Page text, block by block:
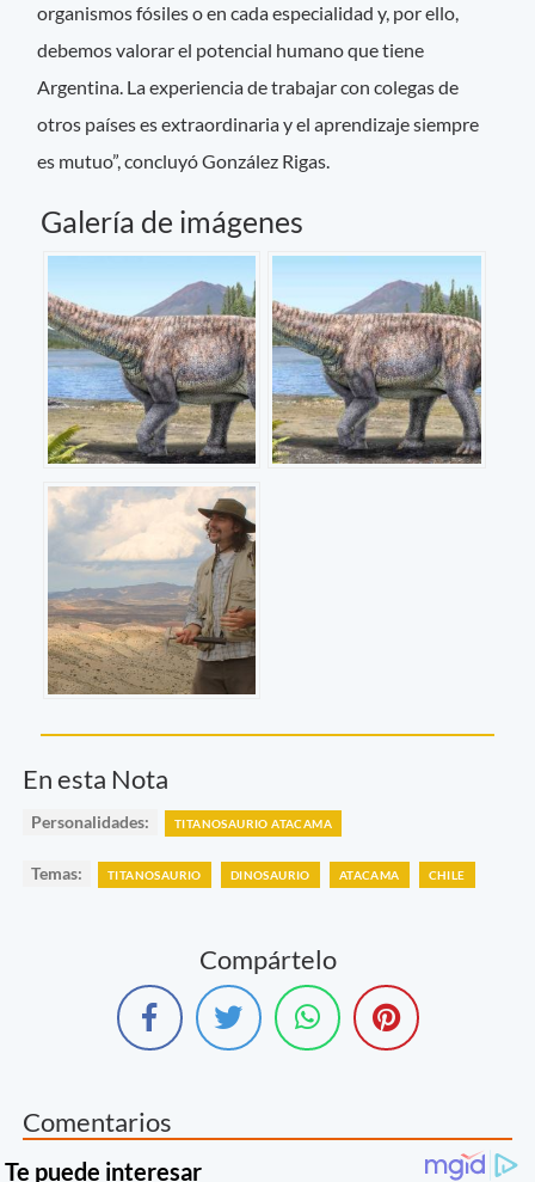
organismos fósiles o en cada especialidad y, por ello,
debemos valorar el potencial humano que tiene
Argentina. La experiencia de trabajar con colegas de
otros países es extraordinaria y el aprendizaje siempre
es mutuo”, concluyó González Rigas.
Galería de imágenes
En esta Nota
Personalidades: TITANOSAURIO ATACAMA
Temas: TITANOSAURIO DINOSAURIO ATACAMA CHILE
Compártelo
Comentarios